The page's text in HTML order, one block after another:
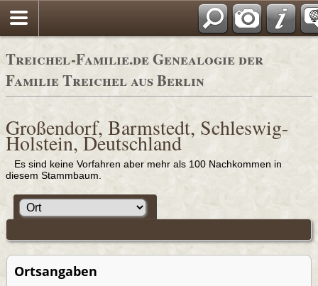
Adressbücher
Treichel-Familie.de Genealogie der
Familie Treichel aus Berlin
Großendorf, Barmstedt, Schleswig-
Holstein, Deutschland
Es sind keine Vorfahren aber mehr als 100 Nachkommen in
diesem Stammbaum.
Ortsangaben